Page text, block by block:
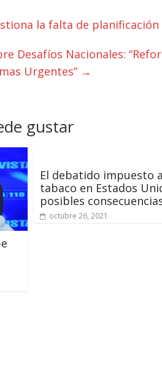
la falta de
Desafíos Nacionales:
Urgentes” →
gustar
El debatido impuesto
tabaco en Estados
posibles
octubre 26, 2021